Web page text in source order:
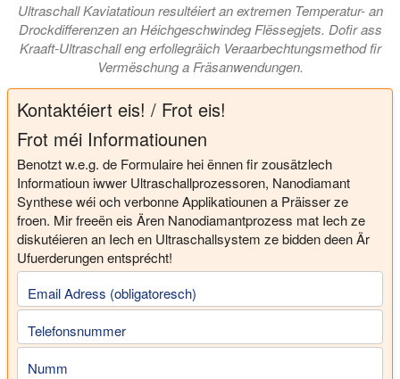
Ultraschall Kaviatatioun resultéiert an extremen Temperatur- an
Drockdifferenzen an Héichgeschwindeg Flëssegjets. Dofir ass
Kraaft-Ultraschall eng erfollegräich Veraarbechtungsmethod fir
Vermëschung a Fräsanwendungen.
Kontaktéiert eis! / Frot eis!
Frot méi Informatiounen
Benotzt w.e.g. de Formulaire hei ënnen fir zousätzlech
Informatioun iwwer Ultraschallprozessoren, Nanodiamant
Synthese wéi och verbonne Applikatiounen a Präisser ze
froen. Mir freeën eis Ären Nanodiamantprozess mat Iech ze
diskutéieren an Iech en Ultraschallsystem ze bidden deen Är
Ufuerderungen entsprécht!
Email Adress (obligatoresch)
Telefonsnummer
Numm